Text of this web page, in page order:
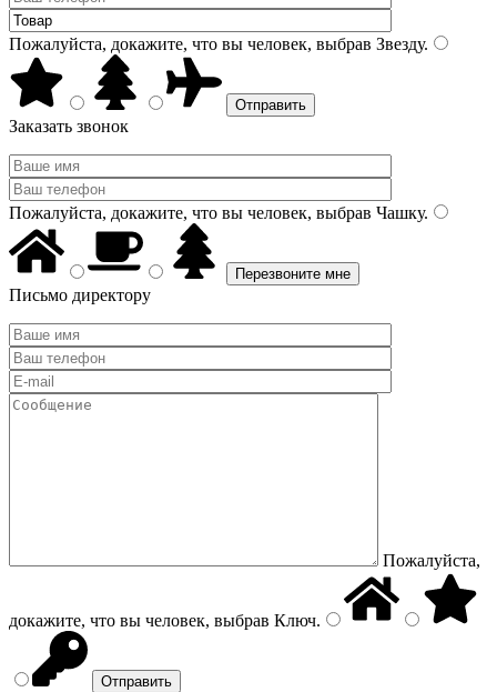
Пожалуйста, докажите, что вы человек, выбрав Звезду.
Заказать звонок
Пожалуйста, докажите, что вы человек, выбрав Чашку.
Письмо директору
Пожалуйста,
докажите, что вы человек, выбрав Ключ.